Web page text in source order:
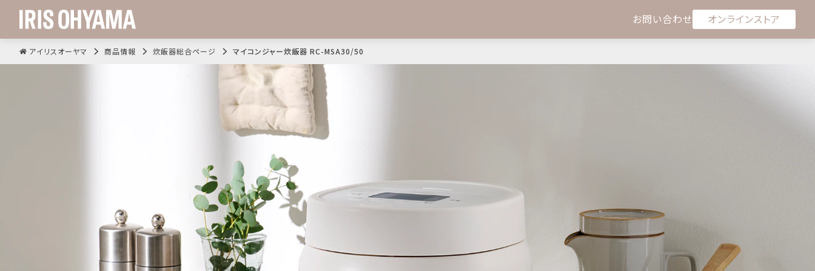
お問い合わせ オンラインストア
アイリスオーヤマ 商品情報 炊飯器総合ページ マイコンジャー炊飯器 RC-MSA30/50